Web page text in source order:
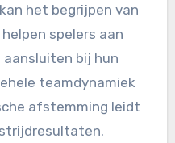
het begrijpen van
spelers aan
bij hun
teamdynamiek
afstemming leidt